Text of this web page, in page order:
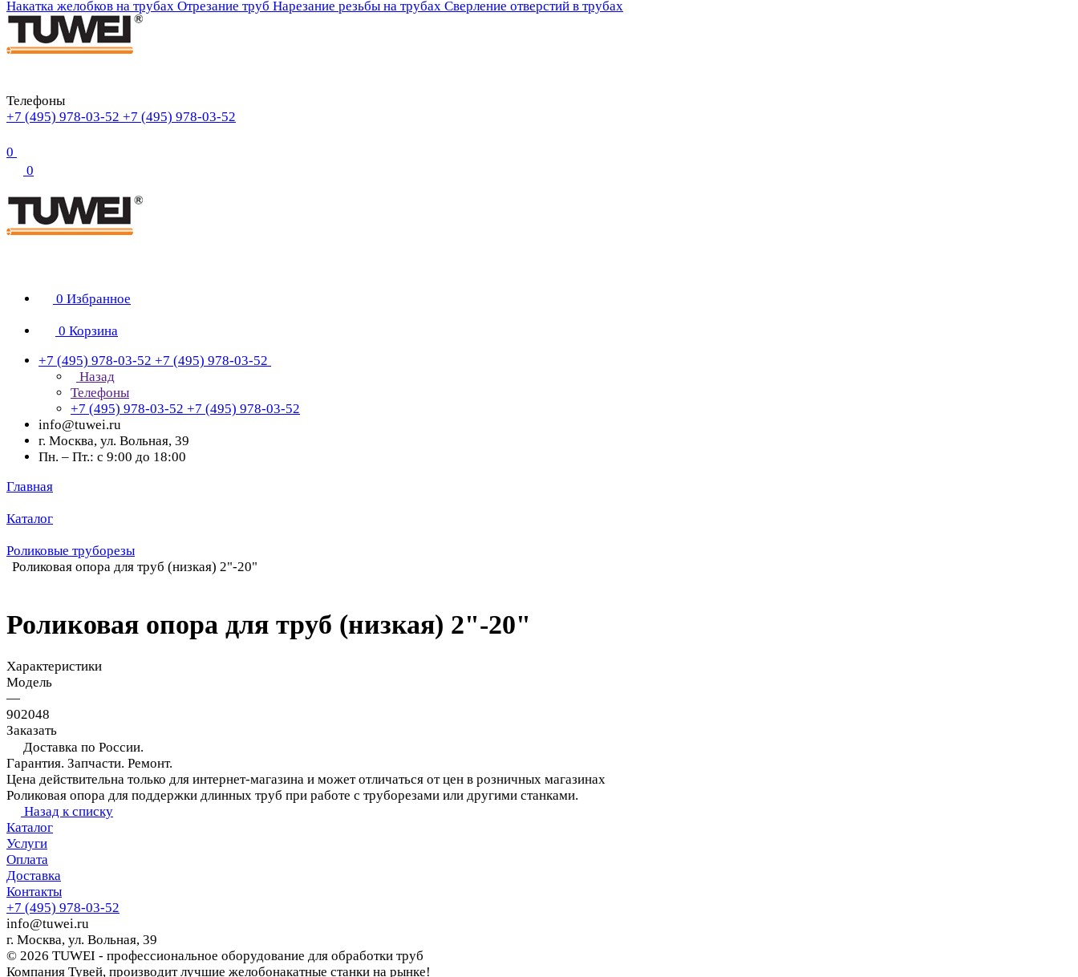
Накатка желобков на трубах Отрезание труб Нарезание резьбы на трубах Сверление отверстий в трубах
Телефоны
+7 (495) 978-03-52 +7 (495) 978-03-52
0
0
0 Избранное
0 Корзина
+7 (495) 978-03-52 +7 (495) 978-03-52
Назад
Телефоны
+7 (495) 978-03-52 +7 (495) 978-03-52
info@tuwei.ru
г. Москва, ул. Вольная, 39
Пн. – Пт.: с 9:00 до 18:00
Главная
Каталог
Роликовые труборезы
Роликовая опора для труб (низкая) 2"-20"
Роликовая опора для труб (низкая) 2"-20"
Характеристики
Модель
—
902048
Заказать
Доставка по России.
Гарантия. Запчасти. Ремонт.
Цена действительна только для интернет-магазина и может отличаться от цен в розничных магазинах
Роликовая опора для поддержки длинных труб при работе с труборезами или другими станками.
Назад к списку
Каталог
Услуги
Оплата
Доставка
Контакты
+7 (495) 978-03-52
info@tuwei.ru
г. Москва, ул. Вольная, 39
© 2026 TUWEI - профессиональное оборудование для обработки труб
Компания Тувей, производит лучшие желобонакатные станки на рынке!